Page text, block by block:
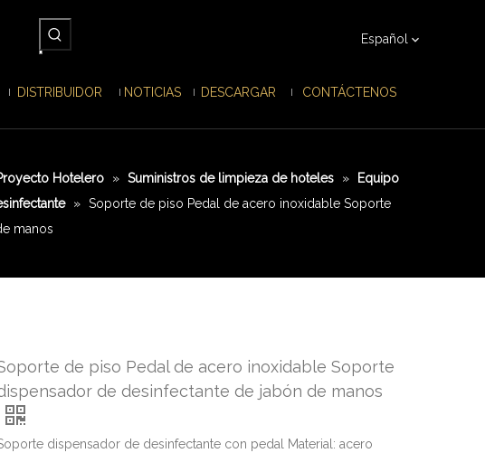
Español
DISTRIBUIDOR NOTICIAS DESCARGAR CONTÁCTENOS
Hotelero » Suministros de limpieza de hoteles »
Equipo
» Soporte de piso Pedal de acero inoxidable Soporte
manos
de piso Pedal de acero inoxidable Soporte
de desinfectante de jabón de manos
dispensador de desinfectante con pedal Material: acero